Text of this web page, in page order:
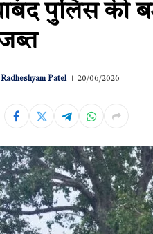
पुलिस की
Radheshyam Patel 20/06/2026